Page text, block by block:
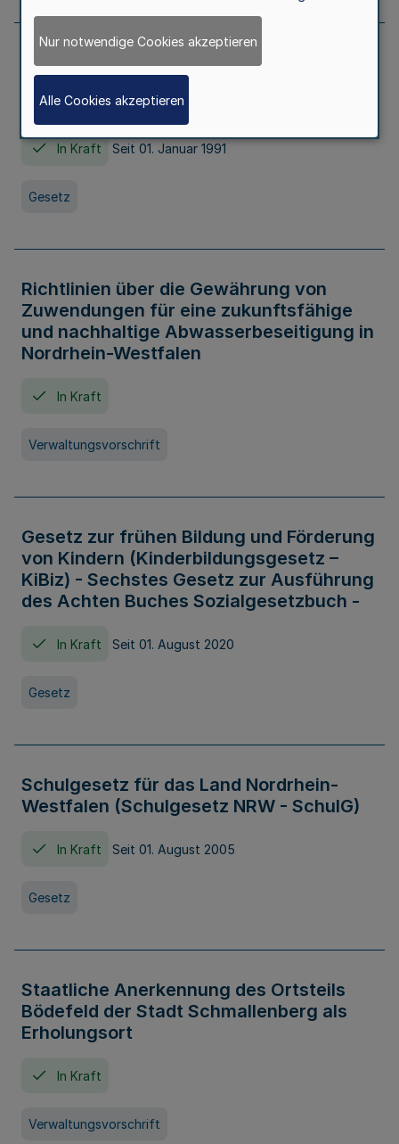
Erstes Gesetz zur Ausführung des
Kinder- und Jugendhilfegesetzes - AG -
KJHG -
In Kraft Seit 01. Januar 1991
Gesetz
Richtlinien über die Gewährung von
Zuwendungen für eine zukunftsfähige
und nachhaltige Abwasserbeseitigung in
Nordrhein-Westfalen
In Kraft
Verwaltungsvorschrift
Gesetz zur frühen Bildung und Förderung
von Kindern (Kinderbildungsgesetz –
KiBiz) - Sechstes Gesetz zur Ausführung
des Achten Buches Sozialgesetzbuch -
In Kraft Seit 01. August 2020
Gesetz
Schulgesetz für das Land Nordrhein-
Westfalen (Schulgesetz NRW - SchulG)
In Kraft Seit 01. August 2005
Gesetz
Staatliche Anerkennung des Ortsteils
Bödefeld der Stadt Schmallenberg als
Erholungsort
In Kraft
Verwaltungsvorschrift
Nur notwendige Cookies akzeptieren
Alle Cookies akzeptieren